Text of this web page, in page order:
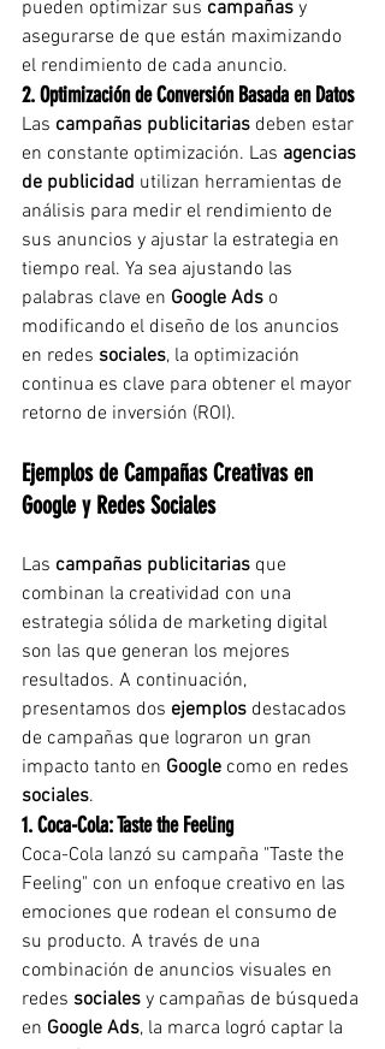
pueden optimizar sus campañas y
asegurarse de que están maximizando
el rendimiento de cada anuncio.
2. Optimización de Conversión Basada en Datos
Las campañas publicitarias deben estar
en constante optimización. Las agencias
de publicidad utilizan herramientas de
análisis para medir el rendimiento de
sus anuncios y ajustar la estrategia en
tiempo real. Ya sea ajustando las
palabras clave en Google Ads o
modificando el diseño de los anuncios
en redes sociales, la optimización
continua es clave para obtener el mayor
retorno de inversión (ROI).
Ejemplos de Campañas Creativas en
Google y Redes Sociales
Las campañas publicitarias que
combinan la creatividad con una
estrategia sólida de marketing digital
son las que generan los mejores
resultados. A continuación,
presentamos dos ejemplos destacados
de campañas que lograron un gran
impacto tanto en Google como en redes
sociales.
1. Coca-Cola: Taste the Feeling
Coca-Cola lanzó su campaña "Taste the
Feeling" con un enfoque creativo en las
emociones que rodean el consumo de
su producto. A través de una
combinación de anuncios visuales en
redes sociales y campañas de búsqueda
en Google Ads, la marca logró captar la